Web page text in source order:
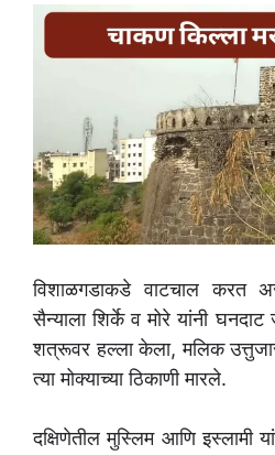
विशाळगडाकडे वाटचाल करत
सैन्याला शिर्के व मोरे यांनी
शत्रूवर हल्ला केला, मलिक
त्या मोक्याच्या ठिकाणी मारले.
दक्षिणेतील मुस्लिम आणि इस्लामी